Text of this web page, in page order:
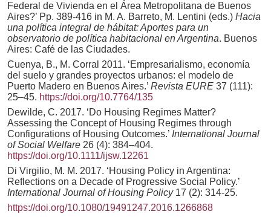
Federal de Vivienda en el Área Metropolitana de Buenos
Aires?’ Pp. 389-416 in M. A. Barreto, M. Lentini (eds.) Hacia
una política integral de hábitat: Aportes para un
observatorio de política habitacional en Argentina. Buenos
Aires: Café de las Ciudades.
Cuenya, B., M. Corral 2011. ‘Empresarialismo, economía
del suelo y grandes proyectos urbanos: el modelo de
Puerto Madero en Buenos Aires.’ Revista EURE 37 (111):
25–45. https://doi.org/10.7764/135
Dewilde, C. 2017. ‘Do Housing Regimes Matter?
Assessing the Concept of Housing Regimes through
Configurations of Housing Outcomes.’ International Journal
of Social Welfare 26 (4): 384–404.
https://doi.org/10.1111/ijsw.12261
Di Virgilio, M. M. 2017. ‘Housing Policy in Argentina:
Reflections on a Decade of Progressive Social Policy.’
International Journal of Housing Policy17 (2): 314-25.
https://doi.org/10.1080/19491247.2016.1266868